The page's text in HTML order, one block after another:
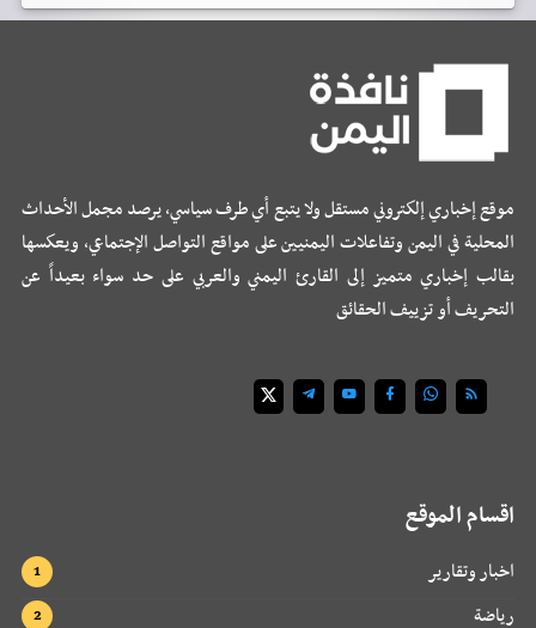
موقع إخباري إلكتروني مستقل ولا يتبع أي طرف سياسي، يرصد مجمل الأحداث
المحلية في اليمن وتفاعلات اليمنيين على مواقع التواصل الإجتماعي، ويعكسها
بقالب إخباري متميز إلى القارئ اليمني والعربي على حد سواء بعيداً عن
التحريف أو تزييف الحقائق
اقسام الموقع
اخبار وتقارير
رياضة